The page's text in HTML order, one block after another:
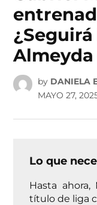
Almeyda
by DANIELA
MAYO 27,
Lo que
Hasta
título de liga